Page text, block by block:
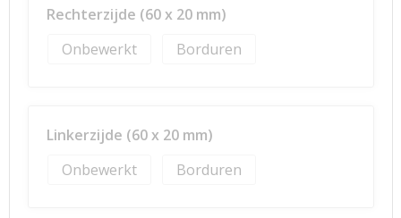
Rechterzijde (60 x 20 mm)
Onbewerkt
Borduren
Linkerzijde (60 x 20 mm)
Onbewerkt
Borduren